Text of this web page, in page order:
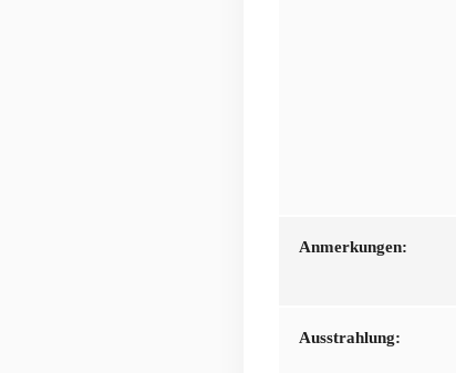
Anmerkungen:
Ausstrahlung: